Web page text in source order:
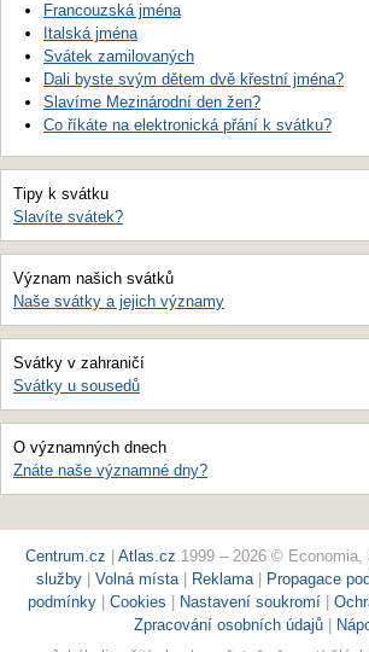
Francouzská jména
Italská jména
Svátek zamilovaných
Dali byste svým dětem dvě křestní jména?
Slavíme Mezinárodní den žen?
Co říkáte na elektronická přání k svátku?
Tipy k svátku
Slavíte svátek?
Význam našich svátků
Naše svátky a jejich významy
Svátky v zahraničí
Svátky u sousedů
O významných dnech
Znáte naše významné dny?
Centrum.cz Atlas.cz 1999 – 2026 © Economia,
služby
Volná místa| Reklama Propagace
podmínky
Cookies Nastavení soukromí
Zpracování osobních údajů